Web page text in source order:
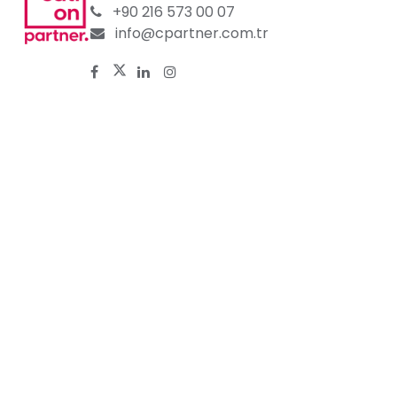
+90 216 573 00 07
info@cpartner.com.tr